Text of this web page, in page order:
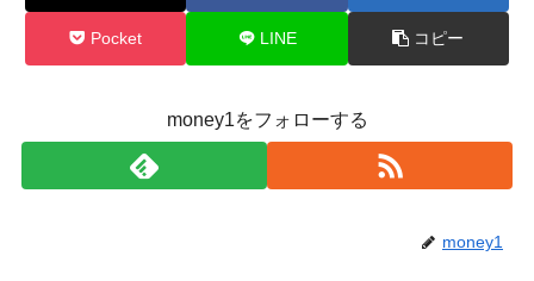
Pocket LINE コピー
money1をフォローする
money1